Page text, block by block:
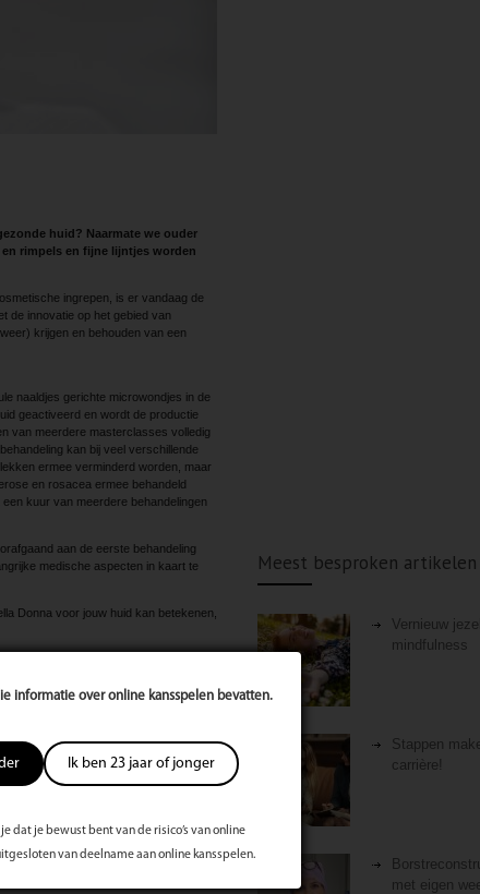
informatie over online kansspelen bevatten.
Ik ben 23 jaar of jonger
dat je bewust bent van de risico’s van online
van deelname aan online kansspelen.
huid? Naarmate we ouder
rimpels en fijne lijntjes worden
ingrepen, is er vandaag de
de innovatie op het gebied van
krijgen en behouden van een
naaldjes gerichte microwondjes in de
geactiveerd en wordt de productie
van meerdere masterclasses volledig
kan bij veel verschillende
ermee verminderd worden, maar
en rosacea ermee behandeld
kuur van meerdere behandelingen
aan de eerste behandeling
medische aspecten in kaart te
Donna voor jouw huid kan betekenen,
zijn gespecialiseerd in
andere terecht voor:
Meest besproken artikelen
Vernieuw
mindfulness
Stappen
carrière!
met eigen